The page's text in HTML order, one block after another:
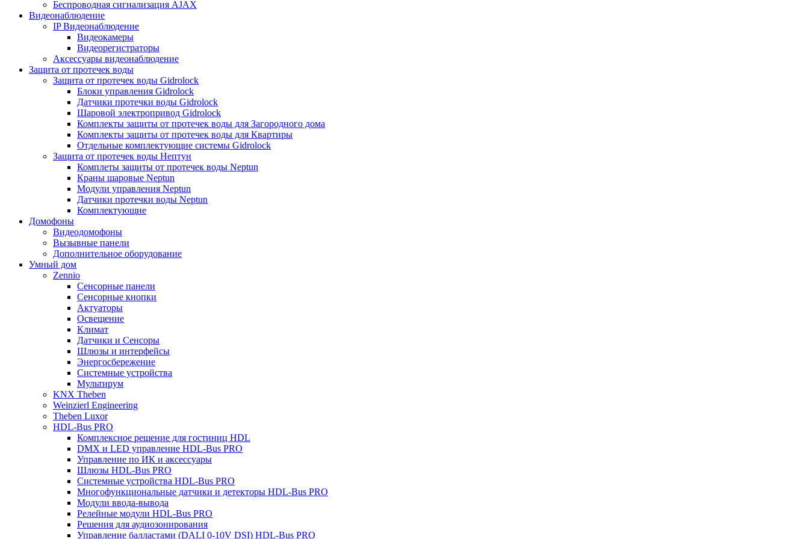
Беспроводная сигнализация AJAX
Видеонаблюдение
IP Видеонаблюдение
Видеокамеры
Видеорегистраторы
Аксессуары видеонаблюдение
Защита от протечек воды
Защита от протечек воды Gidrolock
Блоки управления Gidrolock
Датчики протечки воды Gidrolock
Шаровой электропривод Gidrolock
Комплекты защиты от протечек воды для Загородного дома
Комплекты защиты от протечек воды для Квартиры
Отдельные комплектующие системы Gidrolock
Защита от протечек воды Нептун
Комплеты защиты от протечек воды Neptun
Краны шаровые Neptun
Модули управления Neptun
Датчики протечки воды Neptun
Комплектующие
Домофоны
Видеодомофоны
Вызывные панели
Дополнительное оборудование
Умный дом
Zennio
Сенсорные панели
Сенсорные кнопки
Актуаторы
Освещение
Климат
Датчики и Сенсоры
Шлюзы и интерфейсы
Энергосбережение
Системные устройства
Мультирум
KNX Theben
Weinzierl Engineering
Theben Luxor
HDL-Bus PRO
Комплексное решение для гостиниц HDL
DMX и LED управление HDL-Bus PRO
Управление по ИК и аксессуары
Шлюзы HDL-Bus PRO
Системные устройства HDL-Bus PRO
Многофункциональные датчики и детекторы HDL-Bus PRO
Модули ввода-вывода
Релейные модули HDL-Bus PRO
Решения для аудиозонирования
Управление балластами (DALI 0-10V DSI) HDL-Bus PRO